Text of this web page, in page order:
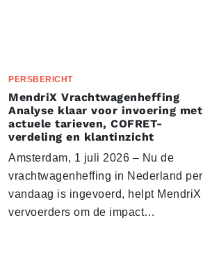
PERSBERICHT
MendriX Vrachtwagenheffing
Analyse klaar voor invoering met
actuele tarieven, COFRET-
verdeling en klantinzicht
Amsterdam, 1 juli 2026 – Nu de
vrachtwagenheffing in Nederland per
vandaag is ingevoerd, helpt MendriX
vervoerders om de impact…